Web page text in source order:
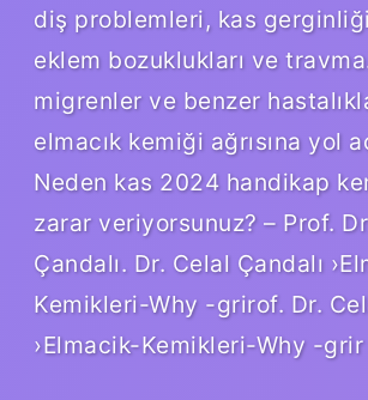
diş problemleri, kas
eklem bozuklukları ve
migrenler ve benzer
elmacık kemiği ağrısına yol
Neden kas 2024 handikap
zarar veriyorsunuz? – Prof.
Çandalı. Dr. Celal Çandalı
Kemikleri-Why -grirof. Dr.
›Elmacik-Kemikleri-Why -grir